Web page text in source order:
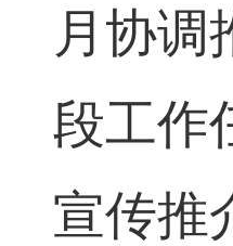
月协调
段工作
宣传推